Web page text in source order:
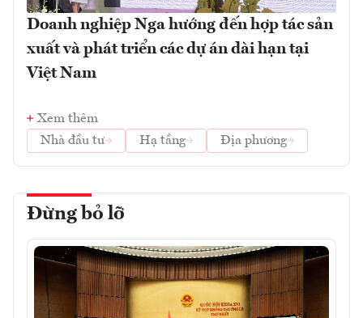
Doanh nghiệp Nga hướng đến hợp tác sản
xuất và phát triển các dự án dài hạn tại
Việt Nam
Xem thêm
Nhà đầu tư
Hạ tầng Địa phương
Đừng bỏ lỡ